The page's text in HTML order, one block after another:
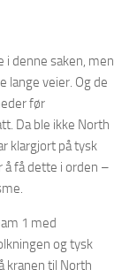
i denne saken, men
lange veier. Og de
før
Da ble ikke North
klargjort på tysk
å få dette i orden –
1 med
og tysk
kranen til North